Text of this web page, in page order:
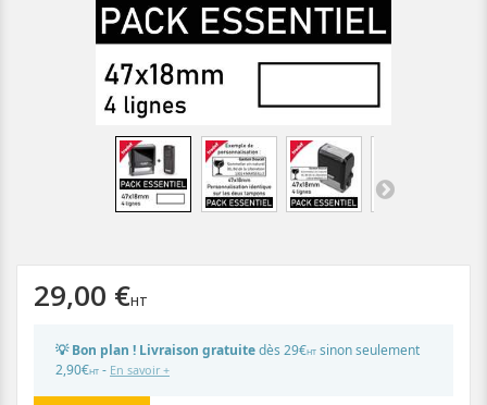
29,00 €
💡 Bon plan ! Livraison gratuitedès 29€HT sinon seulement
2,90€HT - En savoir +